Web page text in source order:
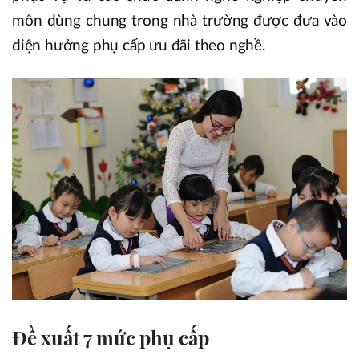
môn dùng chung trong nhà trường được đưa vào
diện hưởng phụ cấp ưu đãi theo nghề.
Đề xuất 7 mức phụ cấp